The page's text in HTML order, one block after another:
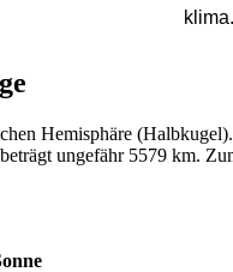
Hemisphäre (Halbkugel).
ungefähr 5579 km.